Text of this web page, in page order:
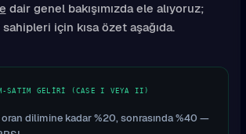
dair genel bakışımızda ele alıyoruz;
için kısa özet aşağıda.
SATIM GELIRI (CASE I VEYA II)
dilimine kadar %20, sonrasında %40 —